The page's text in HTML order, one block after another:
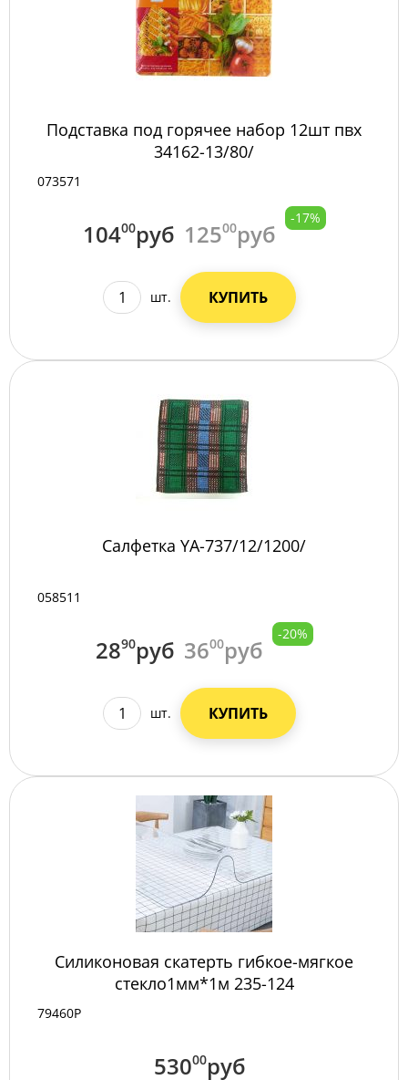
Подставка под горячее набор 12шт пвх
34162-13/80/
073571
10400руб 12500руб
-17%
шт. КУПИТЬ
Салфетка YA-737/12/1200/
058511
2890руб 3600руб
-20%
шт. КУПИТЬ
Силиконовая скатерть гибкое-мягкое
стекло1мм*1м 235-124
79460Р
53000руб